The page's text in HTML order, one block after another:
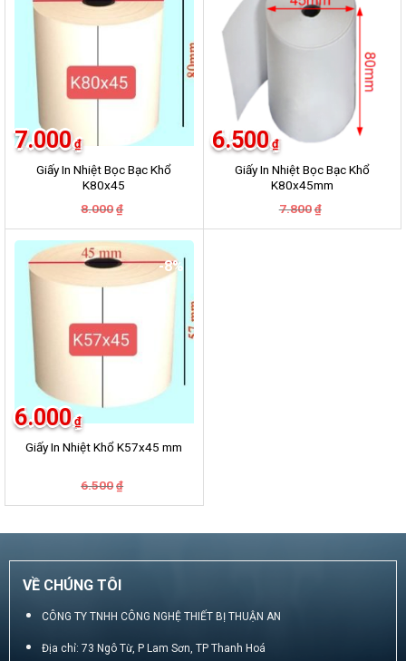
Giấy In Nhiệt Bọc Bạc Khổ
K80x45
8.000 ₫
là:
8.000₫.
7.000 ₫
tại
là:
7.000₫.
Giấy In Nhiệt Bọc Bạc Khổ
K80x45mm
7.800 ₫
là:
6.500 ₫
tại
-8%
Giấy In Nhiệt Khổ K57x45 mm
6.500 ₫
là:
6.000 ₫
tại
6.000₫.
VỀ CHÚNG TÔI
CÔNG TY TNHH CÔNG NGHỆ THIẾT BỊ THUẬN AN
Địa chỉ: 73 Ngô Từ, P Lam Sơn, TP Thanh Hoá